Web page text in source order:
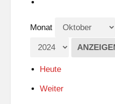
Monat
Heute
Weiter